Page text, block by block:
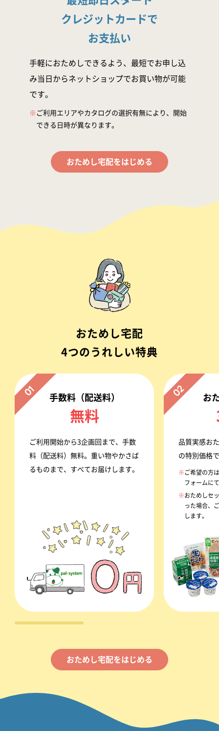
クレジットカードで
お支払い
手軽におためしできるよう、最短でお申し込
み当日からネットショップでお買い物が可能
です。
※ ご利用エリアやカタログの選択有無により、開始
できる日時が異なります。
おためし宅配をはじめる
おためし宅配
4つのうれしい特典
01 手数料（配送料）
無料
ご利用開始から3企画回まで、手数
料（配送料）無料。重い物やかさば
るものまで、すべてお届けします。
02 お
品質実感お
の特別価格
※ ご希望の方
フォームに
※ おためしセ
った場合、
します。
おためし宅配をはじめる